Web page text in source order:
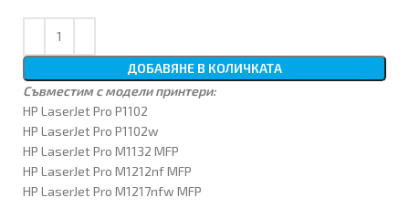
ДОБАВЯНЕ В КОЛИЧКАТА
Съвместим с модeли принтери:
HP LaserJet Pro P1102
HP LaserJet Pro P1102w
HP LaserJet Pro M1132 MFP
HP LaserJet Pro M1212nf MFP
HP LaserJet Pro M1217nfw MFP